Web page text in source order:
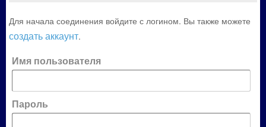
Для начала соединения войдите с логином. Вы также можете
создать аккаунт.
Имя пользователя
Пароль